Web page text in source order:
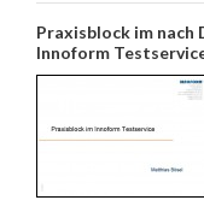
Praxisblock im nach
Innoform